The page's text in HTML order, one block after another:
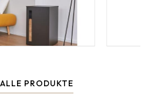
ALLE PRODUKTE